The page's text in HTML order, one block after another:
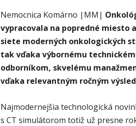
Nemocnica Komárno |MM|
vypracovala na popredné miesto
siete moderných onkologických
tak vďaka výbornému
odborníkom, skvelému
vďaka relevantným ročným
Najmodernejšia technologická
s CT simulátorom totiž už presne